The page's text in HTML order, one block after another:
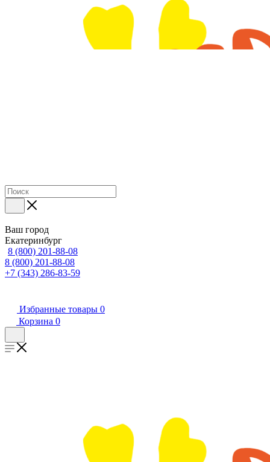
Ваш город
Екатеринбург
8 (800) 201-88-08
8 (800) 201-88-08
+7 (343) 286-83-59
Избранные товары 0
Корзина 0